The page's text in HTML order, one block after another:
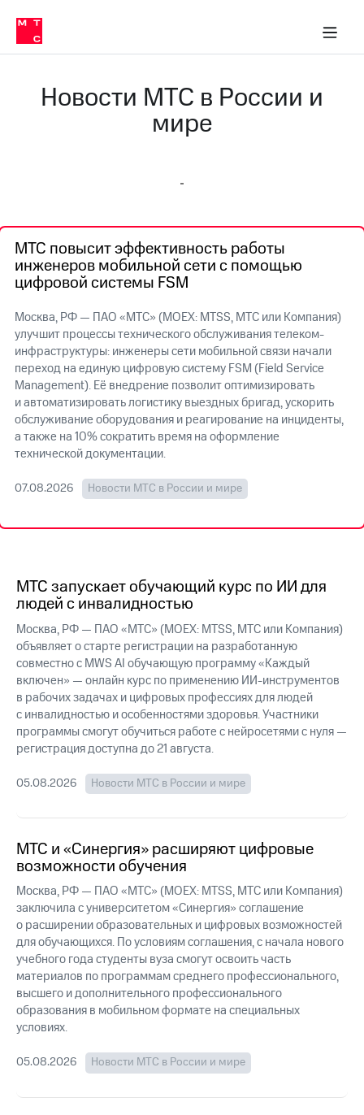
Медиа-центр
и акционерам
Устойчивое развитие
Комплаенс и деловая этика
компании
Правовая
информация
Медиа-центр
Пресс-
релизы
МТС
о технологиях
Достижения
Финансовая
в
регионе
и акционерам
Корпоративное
управление
Корпоративный
секретарь
Раскрытие
информации
акционерам
Документы
"МТС"
Собрания
акционеров
Личный
кабинет
акционера
Акционерный
капитал
Контроль
и
аудит
Рынок
акций
Программа
приобретения
выкупа
Карьера
в МТС
Новости МТС в России и
мире
МТС повысит эффективность работы
инженеров мобильной сети с помощью
цифровой системы FSM
Москва, РФ — ПАО «МТС» (MOEX: MTSS, МТС или Компания)
улучшит процессы технического обслуживания телеком-
инфраструктуры: инженеры сети мобильной связи начали
переход на единую цифровую систему FSM (Field Service
Management). Её внедрение позволит оптимизировать
и автоматизировать логистику выездных бригад, ускорить
обслуживание оборудования и реагирование на инциденты,
а также на 10% сократить время на оформление
технической документации.
07.08.2026 Новости МТС в России и мире
МТС запускает обучающий курс по ИИ для
людей с инвалидностью
Москва, РФ — ПАО «МТС» (MOEX: MTSS, МТС или Компания)
объявляет о старте регистрации на разработанную
совместно с MWS AI обучающую программу «Каждый
включен» — онлайн курс по применению ИИ-инструментов
в рабочих задачах и цифровых профессиях для людей
с инвалидностью и особенностями здоровья. Участники
программы смогут обучиться работе с нейросетями с нуля —
регистрация доступна до 21 августа.
05.08.2026 Новости МТС в России и мире
МТС и «Синергия» расширяют цифровые
возможности обучения
Москва, РФ — ПАО «МТС» (MOEX: MTSS, МТС или Компания)
заключила с университетом «Синергия» соглашение
о расширении образовательных и цифровых возможностей
для обучающихся. По условиям соглашения, с начала нового
учебного года студенты вуза смогут освоить часть
материалов по программам среднего профессионального,
высшего и дополнительного профессионального
образования в мобильном формате на специальных
условиях.
05.08.2026 Новости МТС в России и мире